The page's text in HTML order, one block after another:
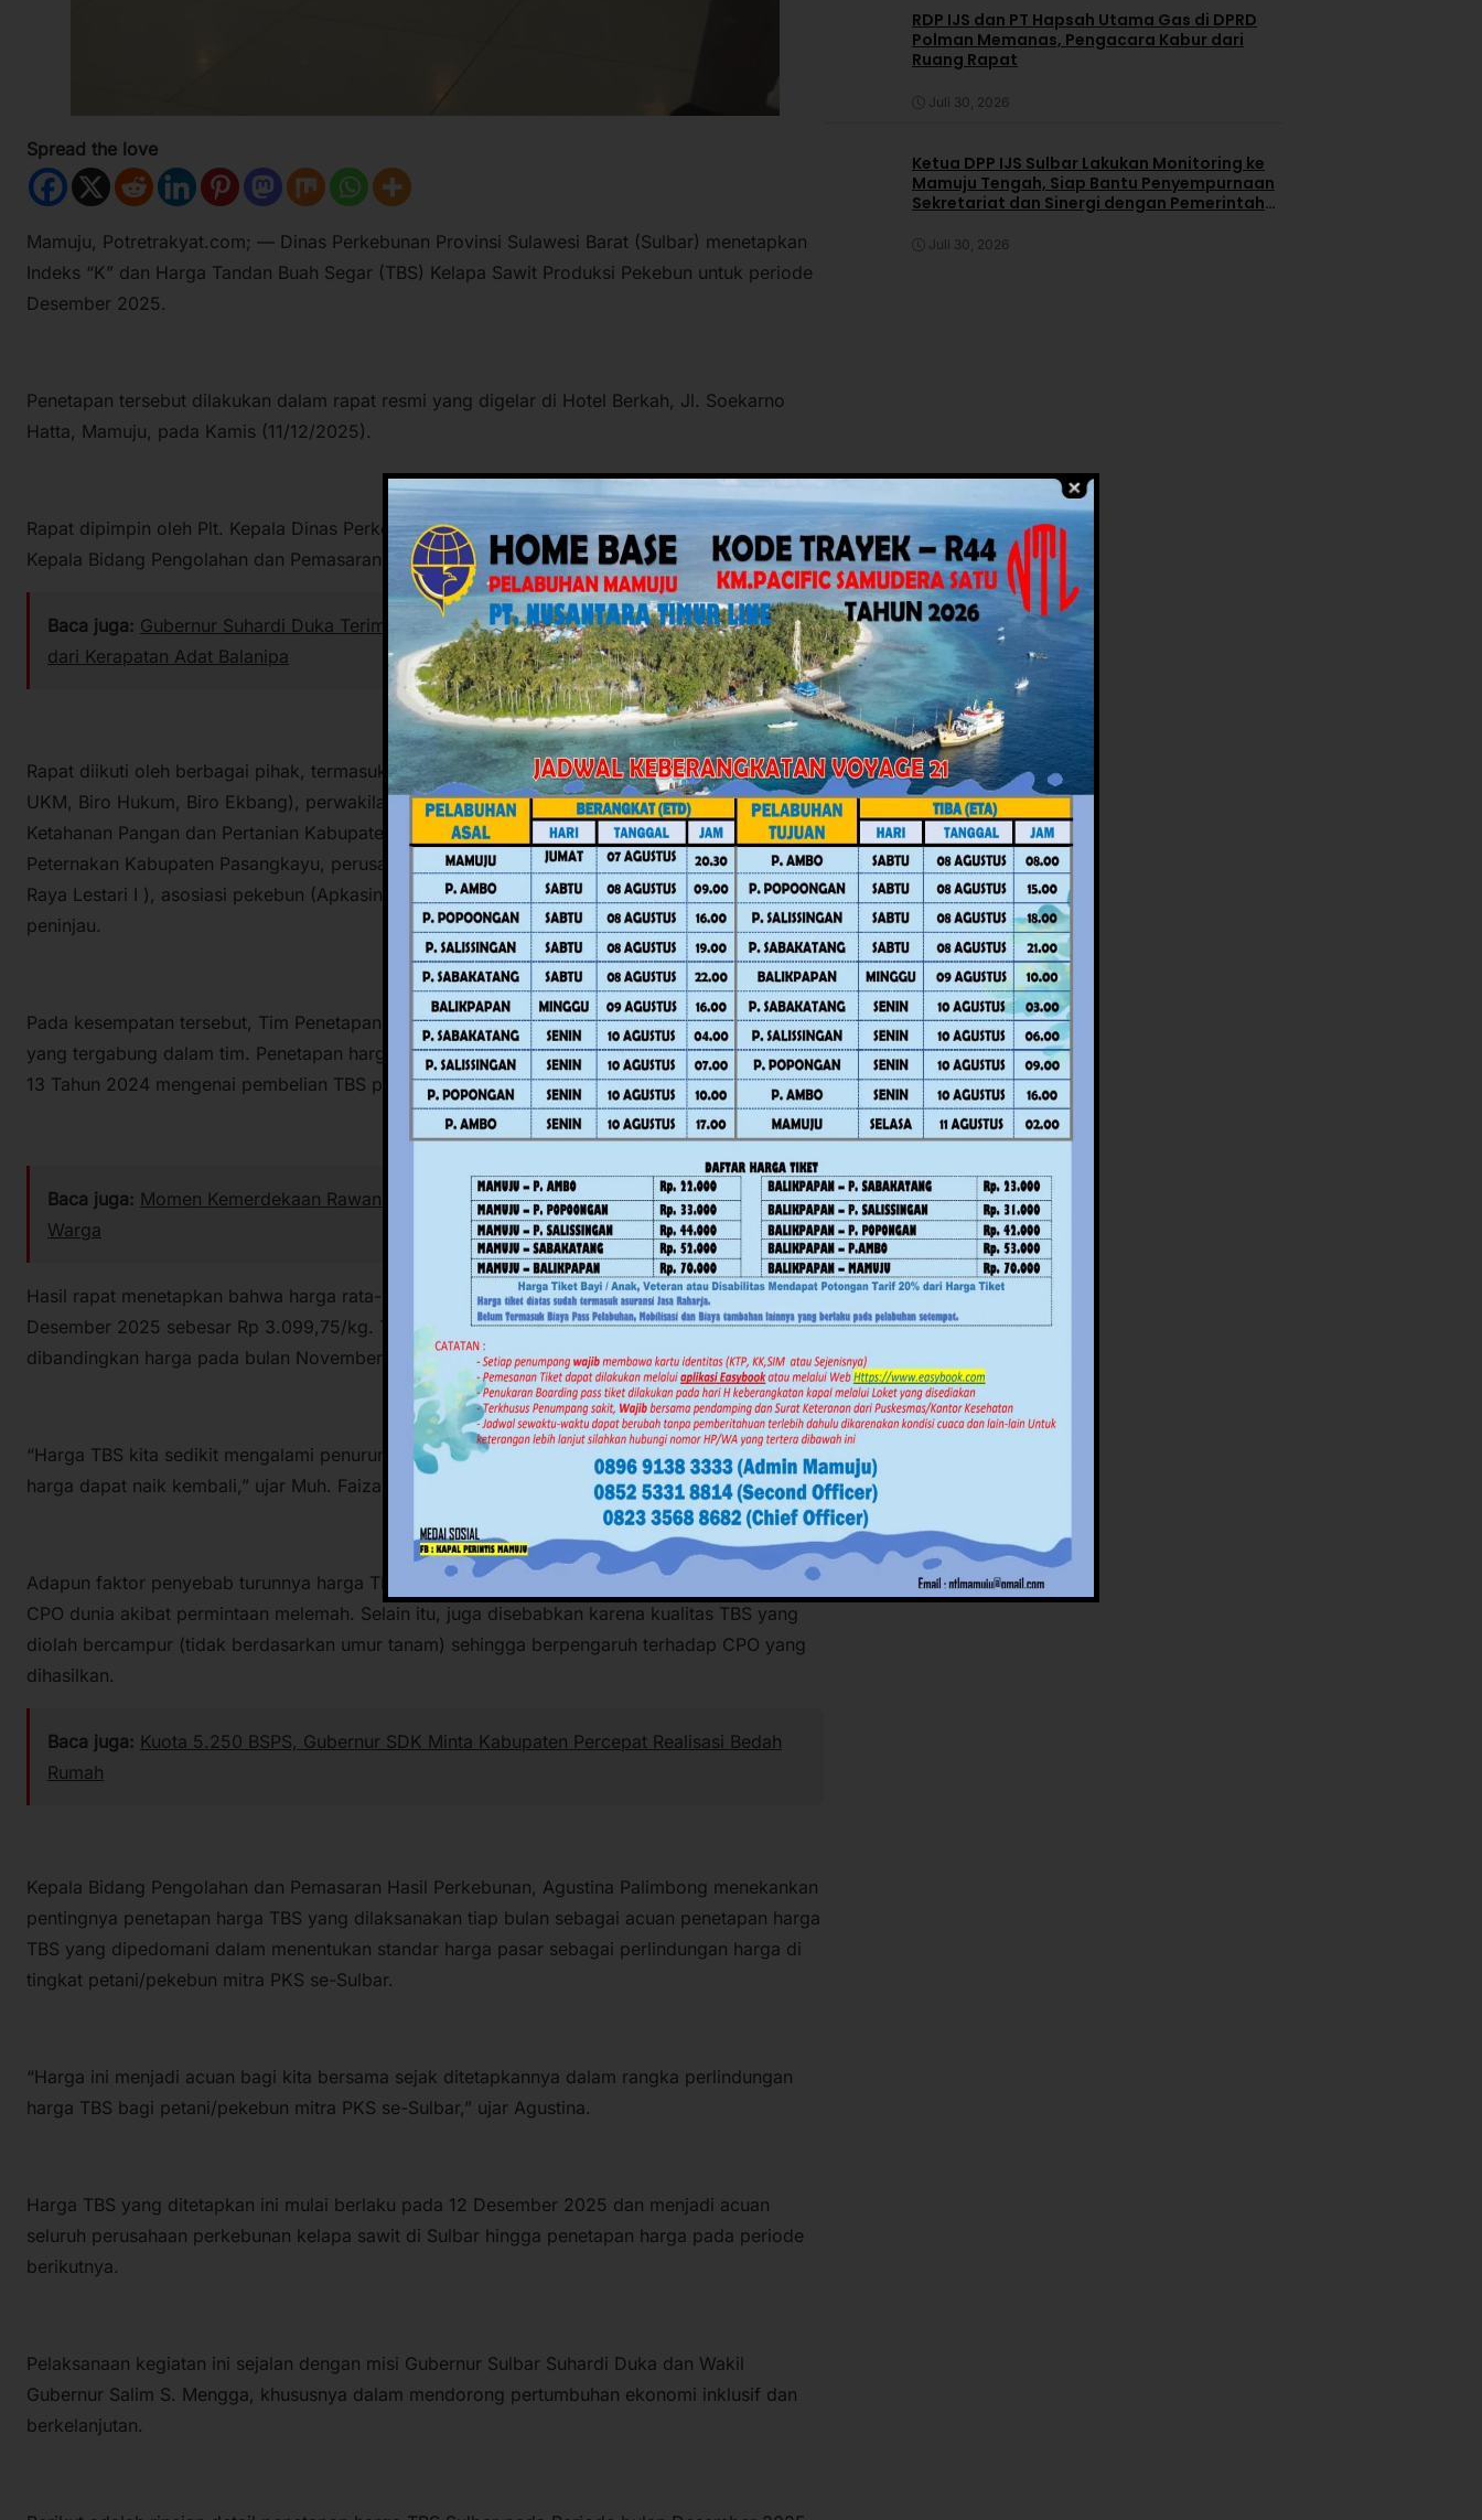
Spread the love
Mamuju, Potretrakyat.com; — Dinas Perkebunan Provinsi Sulawesi Barat (Sulbar) menetapkan
Indeks “K” dan Harga Tandan Buah Segar (TBS) Kelapa Sawit Produksi Pekebun untuk periode
Desember 2025.
Penetapan tersebut dilakukan dalam rapat resmi yang digelar di Hotel Berkah, Jl. Soekarno
Hatta, Mamuju, pada Kamis (11/12/2025).
Rapat dipimpin oleh Plt. Kepala Dinas Perkebunan Sulbar, Muh. Faizal Thamrin, didampingi
Kepala Bidang Pengolahan dan Pemasaran Hasil Perkebunan, Agustina Palimbong.
Baca juga: Gubernur Suhardi Duka Terima Gelar Kehormatan “Sulo Tappidena Balanipa”
dari Kerapatan Adat Balanipa
Rapat diikuti oleh berbagai pihak, termasuk OPD lingkup Pemprov Sulbar (Dinas Dagperinkop-
UKM, Biro Hukum, Biro Ekbang), perwakilan Dinas Perkebunan Kabupaten Mamuju, Dinas
Ketahanan Pangan dan Pertanian Kabupaten Mamuju Tengah, Dinas Perkebunan dan
Peternakan Kabupaten Pasangkayu, perusahaan kelapa sawit (PT MUL, PT UWTL, PT Surya
Raya Lestari I ), asosiasi pekebun (Apkasindo, SPKS, Aspekpir), serta Polda Sulbar sebagai
peninjau.
Pada kesempatan tersebut, Tim Penetapan Harga TBS membahas usulan Indeks “K” dari PKS
yang tergabung dalam tim. Penetapan harga mengacu pada Peraturan Menteri Pertanian Nomor
13 Tahun 2024 mengenai pembelian TBS produksi pekebun mitra.
Baca juga: Momen Kemerdekaan Rawan Isu SARA, Pemprov Sulbar Perkuat Literasi Digital
Warga
Hasil rapat menetapkan bahwa harga rata-rata TBS umur tanaman 10–20 tahun untuk periode
Desember 2025 sebesar Rp 3.099,75/kg. Terjadi penurunan harga sebesar Rp 170,03
dibandingkan harga pada bulan November lalu.
“Harga TBS kita sedikit mengalami penurunan di bulan ini, semoga penetapan TBS bulan depan
harga dapat naik kembali,” ujar Muh. Faizal Thamrin.
Adapun faktor penyebab turunnya harga TBS periode ini tergantung pada perkembangan harga
CPO dunia akibat permintaan melemah. Selain itu, juga disebabkan karena kualitas TBS yang
diolah bercampur (tidak berdasarkan umur tanam) sehingga berpengaruh terhadap CPO yang
dihasilkan.
Baca juga: Kuota 5.250 BSPS, Gubernur SDK Minta Kabupaten Percepat Realisasi Bedah
Rumah
Kepala Bidang Pengolahan dan Pemasaran Hasil Perkebunan, Agustina Palimbong menekankan
pentingnya penetapan harga TBS yang dilaksanakan tiap bulan sebagai acuan penetapan harga
TBS yang dipedomani dalam menentukan standar harga pasar sebagai perlindungan harga di
tingkat petani/pekebun mitra PKS se-Sulbar.
“Harga ini menjadi acuan bagi kita bersama sejak ditetapkannya dalam rangka perlindungan
harga TBS bagi petani/pekebun mitra PKS se-Sulbar,” ujar Agustina.
Harga TBS yang ditetapkan ini mulai berlaku pada 12 Desember 2025 dan menjadi acuan
seluruh perusahaan perkebunan kelapa sawit di Sulbar hingga penetapan harga pada periode
berikutnya.
Pelaksanaan kegiatan ini sejalan dengan misi Gubernur Sulbar Suhardi Duka dan Wakil
Gubernur Salim S. Mengga, khususnya dalam mendorong pertumbuhan ekonomi inklusif dan
berkelanjutan.
RDP IJS dan PT Hapsah Utama Gas di DPRD
Polman Memanas, Pengacara Kabur dari
Ruang Rapat
Juli 30, 2026
Ketua DPP IJS Sulbar Lakukan Monitoring ke
Mamuju Tengah, Siap Bantu Penyempurnaan
Sekretariat dan Sinergi dengan Pemerintah
Juli 30, 2026